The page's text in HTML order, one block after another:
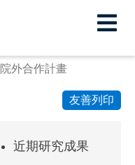
外合作計畫
友善列印
近期研究成果